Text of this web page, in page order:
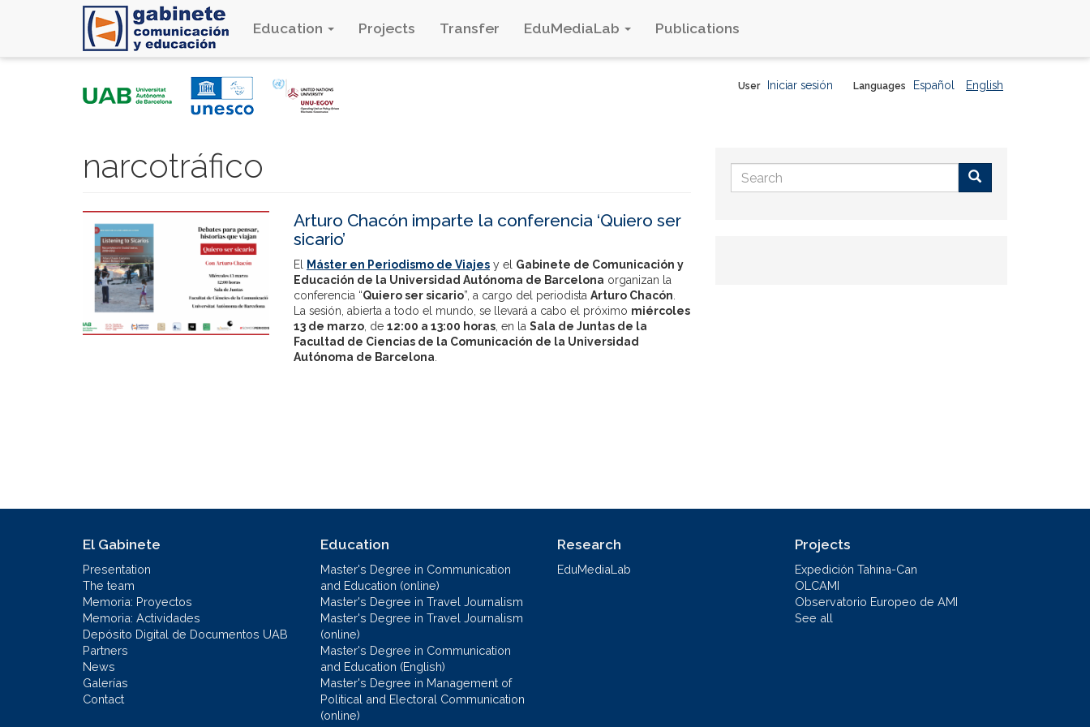
Education Projects Transfer EduMediaLab Publications
Languages Español English
User Iniciar sesión
narcotráfico
Arturo Chacón imparte la conferencia ‘Quiero ser
sicario’
El Máster en Periodismo de Viajesy el Gabinete de Comunicación y
Educación de la Universidad Autónoma de Barcelona organizan la
conferencia “Quiero ser sicario”, a cargo del periodista Arturo Chacón
La sesión, abierta a todo el mundo, se llevará a cabo el próximo miércoles
13 de marzo, de 12:00 a 13:00 horas, en la Sala de Juntas de la
Facultad de Ciencias de la Comunicación de la Universidad
Autónoma de Barcelona
Search
form
El Gabinete
Presentation
The team
Memoria: Proyectos
Memoria: Actividades
Depósito Digital de Documentos UAB
Partners
News
Galerías
Contact
Education
Master's Degree in Communication
and Education (online)
Master's Degree in Travel Journalism
Master's Degree in Travel Journalism
(online)
Master's Degree in Communication
and Education (English)
Master's Degree in Management of
Political and Electoral Communication
(online)
Research
EduMediaLab
Projects
Expedición Tahina-Can
OLCAMI
Observatorio Europeo de AMI
See all